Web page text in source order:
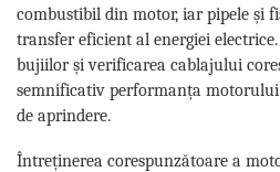
combustibil din motor, iar pipele și
transfer eficient al energiei
bujiilor și verificarea cablajului
semnificativ performanța
de aprindere.
Întreținerea corespunzătoare a